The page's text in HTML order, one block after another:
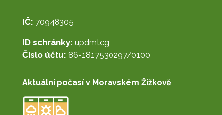
IČ: 70948305
ID schránky: updmtcg
Číslo účtu: 86-1817530297/0100
Aktuální počasí v Moravském Žižkově